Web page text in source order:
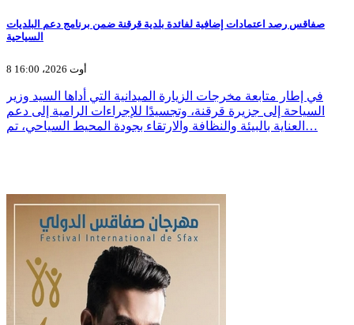
صفاقس رصد اعتمادات إضافية لفائدة بلدية قرقنة ضمن برنامج دعم البلديات
السياحية
8 أوت 2026، 16:00
في إطار متابعة مخرجات الزيارة الميدانية التي أداها السيد وزير
السياحة إلى جزيرة قرقنة، وتجسيدًا للإجراءات الرامية إلى دعم
العناية بالبيئة والنظافة والارتقاء بجودة المحيط السياحي، تم…